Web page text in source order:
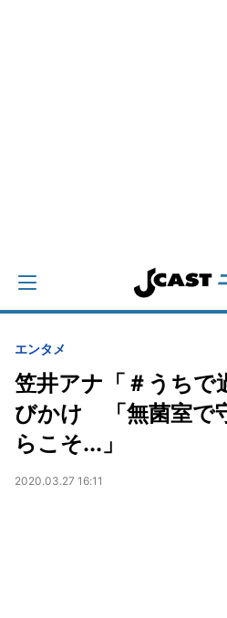
エンタメ
笠井アナ「＃うちで
びかけ 「無菌室で
らこそ...」
2020.03.27 16:11